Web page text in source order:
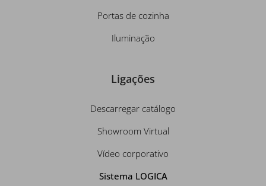
Portas de cozinha
Iluminação
Ligações
Descarregar catálogo
Showroom Virtual
Vídeo corporativo
Sistema LOGICA